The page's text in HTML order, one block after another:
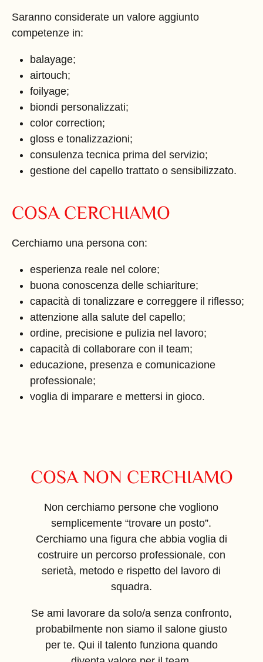
COSA CERCHIAMO
Cerchiamo una persona con:
esperienza reale nel colore;
buona conoscenza delle schiariture;
capacità di tonalizzare e correggere il riflesso;
attenzione alla salute del capello;
ordine, precisione e pulizia nel lavoro;
capacità di collaborare con il team;
educazione, presenza e comunicazione
professionale;
voglia di imparare e mettersi in gioco.
Saranno considerate un valore aggiunto
competenze in:
balayage;
airtouch;
foilyage;
biondi personalizzati;
color correction;
gloss e tonalizzazioni;
consulenza tecnica prima del servizio;
gestione del capello trattato o sensibilizzato.
COSA NON CERCHIAMO
Non cerchiamo persone che vogliono
semplicemente “trovare un posto”.
Cerchiamo una figura che abbia voglia di
costruire un percorso professionale, con
serietà, metodo e rispetto del lavoro di
squadra.
Se ami lavorare da solo/a senza confronto,
probabilmente non siamo il salone giusto
per te. Qui il talento funziona quando